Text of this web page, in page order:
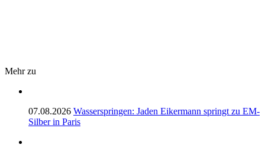
Mehr zu
07.08.2026 Wasserspringen: Jaden Eikermann springt zu EM-
Silber in Paris